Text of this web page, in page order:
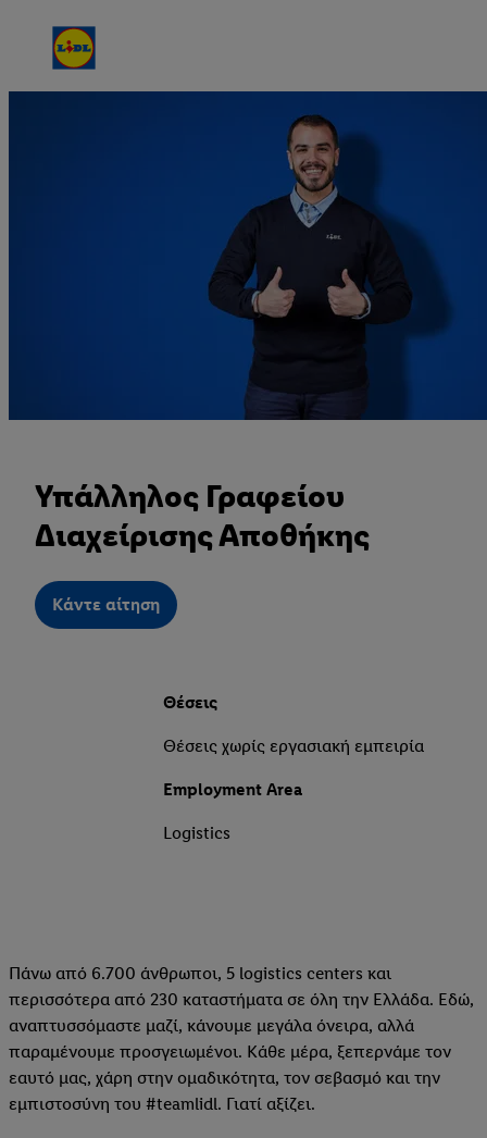
Υπάλληλος Γραφείου
Διαχείρισης Αποθήκης
Kάντε αίτηση
Θέσεις
Θέσεις χωρίς εργασιακή εμπειρία
Employment Area
Logistics
Πάνω από 6.700 άνθρωποι, 5 logistics centers και
περισσότερα από 230 καταστήματα σε όλη την Ελλάδα. Εδώ,
αναπτυσσόμαστε μαζί, κάνουμε μεγάλα όνειρα, αλλά
παραμένουμε προσγειωμένοι. Κάθε μέρα, ξεπερνάμε τον
εαυτό μας, χάρη στην ομαδικότητα, τον σεβασμό και την
εμπιστοσύνη του #teamlidl. Γιατί αξίζει.